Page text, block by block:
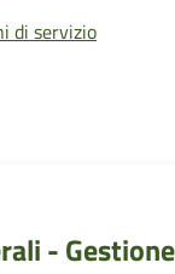
di servizio
-